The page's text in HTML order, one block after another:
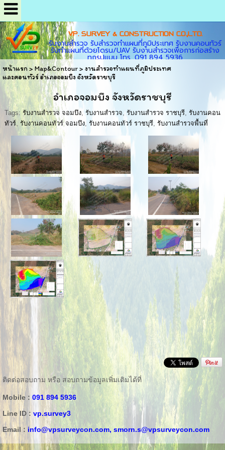
VP. SURVEY & CONSTRUCTION CO.,LTD.
รับงานสำรวจ รับสำรวจทำแผนที่ภูมิประเทศ รับงานคอนทัวร์
รับทำแผนที่ด้วยโดรน/UAV รับงานสำรวจเพื่อการก่อสร้าง
ทุกรูปแบบ โทร. 091 894 5936
หน้าแรก > Map&Contour> งานสำรวจทำแผนที่ภูมิประเทศ
และคอนทัวร์ อำเภอจอมบึง จังหวัดราชบุรี
อำเภอจอมบึง จังหวัดราชบุรี
Tags: รับงานสำรวจ จอมบึง, รับงานสำรวจ, รับงานสำรวจ ราชบุรี, รับงานคอน
ทัวร์, รับงานคอนทัวร์ จอมบึง, รับงานคอนทัวร์ ราชบุรี, รับงานสำรวจพื้นที่
ติดต่อสอบถาม หรือ สอบถามข้อมูลเพิ่มเติมได้ที่
Mobile : 091 894 5936
Line ID : vp.survey3
Email : info@vpsurveycon.com, smorn.s@vpsurveycon.com